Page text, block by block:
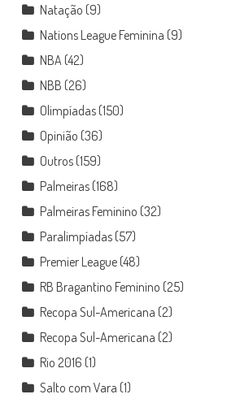
Natação (9)
Nations League Feminina (9)
NBA (42)
NBB (26)
Olimpíadas(150)
Opinião (36)
Outros(159)
Palmeiras(168)
Palmeiras Feminino (32)
Paralimpíadas(57)
Premier League(48)
RB Bragantino Feminino (25)
Recopa Sul-Americana (2)
Recopa Sul-Americana (2)
Rio 2016 (1)
Salto com Vara (1)